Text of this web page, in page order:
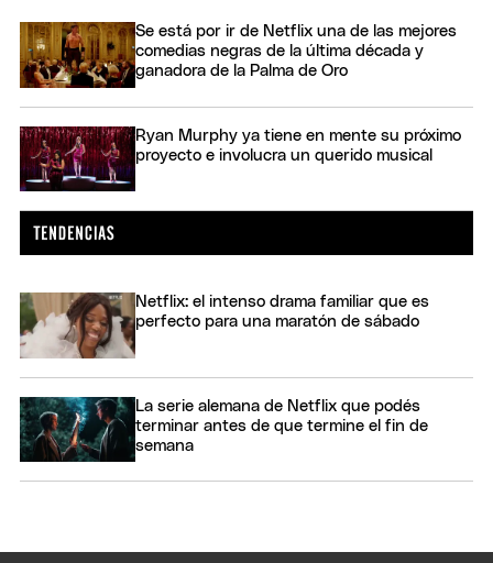
Se está por ir de Netflix una de las mejores
comedias negras de la última década y
ganadora de la Palma de Oro
Ryan Murphy ya tiene en mente su próximo
proyecto e involucra un querido musical
Netflix: el intenso drama familiar que es
perfecto para una maratón de sábado
La serie alemana de Netflix que podés
terminar antes de que termine el fin de
semana